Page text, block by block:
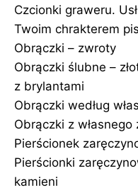
Czcionki graweru.
Twoim chrakterem
Obrączki – zwroty
Obrączki ślubne –
z brylantami
Obrączki według
Obrączki z własnego
Pierścionek
Pierścionki
kamieni